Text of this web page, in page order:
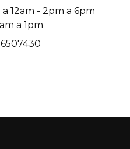
12am - 2pm a 6pm
a 1pm